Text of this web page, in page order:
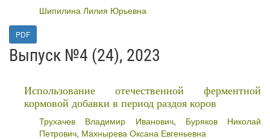
Шипилина Лилия Юрьевна
PDF
Выпуск №4 (24), 2023
Использование отечественной ферментной
кормовой добавки в период раздоя коров
Трухачев Владимир Иванович, Буряков Николай
Петрович, Махнырева Оксана Евгеньевна